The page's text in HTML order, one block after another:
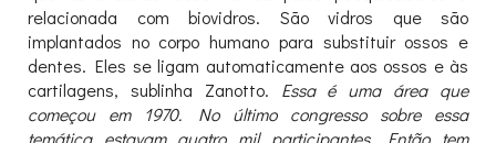
relacionada com biovidros. São vidros que são
implantados no corpo humano para substituir ossos e
dentes. Eles se ligam automaticamente aos ossos e às
cartilagens, sublinha Zanotto. Essa é uma área que
começou em 1970. No último congresso sobre essa
temática estavam quatro mil participantes. Então tem